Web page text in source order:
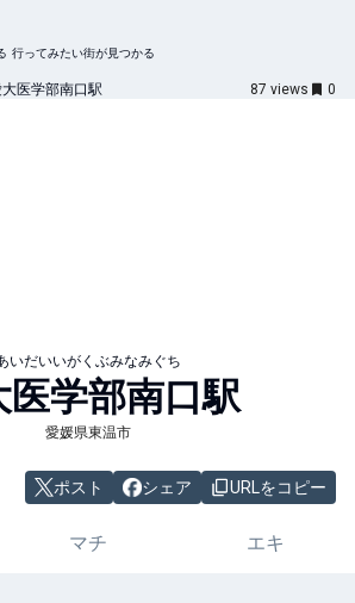
行ってみたい街が見つかる
医学部南口駅 87 views 0
いだいいがくぶみなみぐち
医学部南口駅
愛媛県東温市
ポスト シェア URLをコピー
マチ エキ